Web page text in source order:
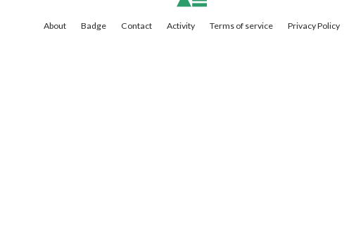
About Badge Contact Activity Terms of service Privacy Policy